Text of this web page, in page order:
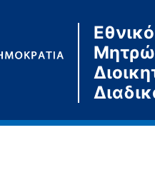
Εθνικό